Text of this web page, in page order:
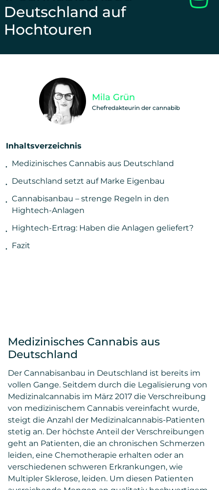
Deutschland auf
Hochtouren
Inhaltsverzeichnis
Medizinisches Cannabis aus Deutschland
Deutschland setzt auf Marke Eigenbau
Cannabisanbau – strenge Regeln in den
Hightech-Anlagen
Hightech-Ertrag: Haben die Anlagen geliefert?
Fazit
Mila Grün
Chefredakteurin der cannabib
Unterstütze unsere Arbeit und teile diesen
Medizinisches Cannabis aus
Deutschland
Der Cannabisanbau in Deutschland ist bereits im
vollen Gange. Seitdem durch die Legalisierung von
Medizinalcannabis im März 2017 die Verschreibung
von medizinischem Cannabis vereinfacht wurde,
steigt die Anzahl der Medizinalcannabis-Patienten
stetig an. Der höchste Anteil der Verschreibungen
geht an Patienten, die an chronischen Schmerzen
leiden, eine Chemotherapie erhalten oder an
verschiedenen schweren Erkrankungen, wie
Multipler Sklerose, leiden. Um diesen Patienten